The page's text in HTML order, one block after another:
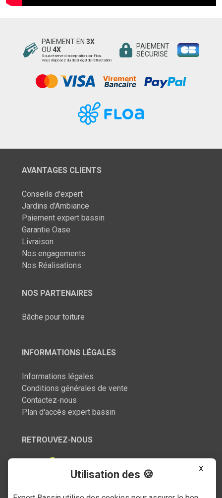
PAIEMENT EN 3X
OU 4X
Sous réserve d’acceptation par Floa.
Vous disposez du délai légal de rétractation
PAIEMENT
SÉCURISÉ
AVANTAGES CLIENTS
Conseils d'expert
Jardins d'Ambiance
Paiement expert bassin
Garantie Oase
Livraison
Nos engagements
Nos Réalisations
NOS PARTENAIRES
Bâche pour toiture
INFORMATIONS LÉGALES
Informations légales
Conditions générales de vente
Contactez-nous
Plan d'accès expert bassin
RETROUVEZ-NOUS
X
Utilisation des 🍪